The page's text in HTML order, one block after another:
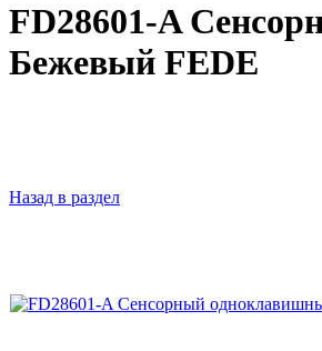
FD28601-A
Бежевый FEDE
Назад в раздел